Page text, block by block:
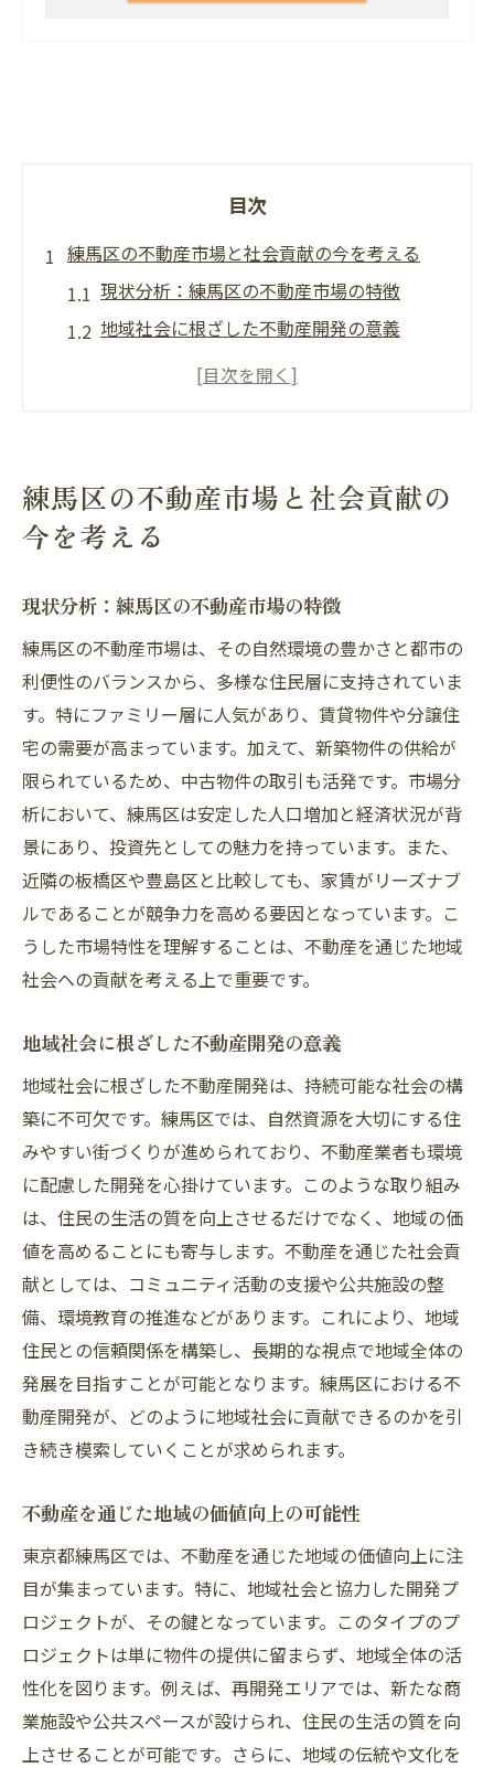
目次
練馬区の不動産市場と社会貢献の今を考える
現状分析：練馬区の不動産市場の特徴
地域社会に根ざした不動産開発の意義
不動産を通じた地域の価値向上の可能性
環境意識が高まる中での不動産投資戦略
環境建設が不動産市場に与える影響とは
環境建設が求められる背景
不動産市場における環境価値の位置付け
響
環境建設と不動産の価格形成
持続可能な開発と市場活性化の関連性
環境配慮型不動産への投資効果
持続可能な未来を描く練馬区の環境建設
サステイナブルな都市開発戦略
練馬区における環境建設の成功事例
地域と共生する建設の方法論
持続可能な都市計画の必要性
未来を見据えた環境建設の課題と展望
社会貢献を通じた不動産開発の可能性
社会的課題解決を目指す不動産開発
地域社会との共同による開発の重要性
社会貢献を重視した不動産プロジェクトの
事例
地域住民の生活向上を目指す開発
社会貢献型不動産のビジネスモデル
長期的な視点での社会貢献活動
練馬区での不動産と地域社会の共生を探る
地域コミュニティとの連携強化
共生型都市開発の意義
地域社会が求める不動産の形
練馬区における共生の実践例
共生を目指す不動産開発の課題
地域社会に貢献する環境建設の事例紹介
環境建設の成功事例：練馬区の具体例
地域に根ざしたエコプロジェクト
持続可能なコミュニティ形成の実践例
練馬区の不動産市場と社会貢献の
今を考える
現状分析：練馬区の不動産市場の特徴
練馬区の不動産市場は、その自然環境の豊かさと都市の
利便性のバランスから、多様な住民層に支持されていま
す。特にファミリー層に人気があり、賃貸物件や分譲住
宅の需要が高まっています。加えて、新築物件の供給が
限られているため、中古物件の取引も活発です。市場分
析において、練馬区は安定した人口増加と経済状況が背
景にあり、投資先としての魅力を持っています。また、
近隣の板橋区や豊島区と比較しても、家賃がリーズナブ
ルであることが競争力を高める要因となっています。こ
うした市場特性を理解することは、不動産を通じた地域
社会への貢献を考える上で重要です。
地域社会に根ざした不動産開発の意義
地域社会に根ざした不動産開発は、持続可能な社会の構
築に不可欠です。練馬区では、自然資源を大切にする住
みやすい街づくりが進められており、不動産業者も環境
に配慮した開発を心掛けています。このような取り組み
は、住民の生活の質を向上させるだけでなく、地域の価
値を高めることにも寄与します。不動産を通じた社会貢
献としては、コミュニティ活動の支援や公共施設の整
備、環境教育の推進などがあります。これにより、地域
住民との信頼関係を構築し、長期的な視点で地域全体の
発展を目指すことが可能となります。練馬区における不
動産開発が、どのように地域社会に貢献できるのかを引
き続き模索していくことが求められます。
不動産を通じた地域の価値向上の可能性
東京都練馬区では、不動産を通じた地域の価値向上に注
目が集まっています。特に、地域社会と協力した開発プ
ロジェクトが、その鍵となっています。このタイプのプ
ロジェクトは単に物件の提供に留まらず、地域全体の活
性化を図ります。例えば、再開発エリアでは、新たな商
業施設や公共スペースが設けられ、住民の生活の質を向
上させることが可能です。さらに、地域の伝統や文化を